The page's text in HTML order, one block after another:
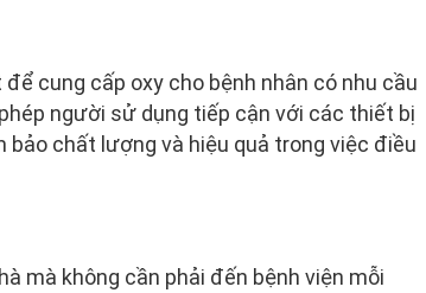
cung cấp oxy cho bệnh nhân có nhu cầu
người sử dụng tiếp cận với các thiết bị
chất lượng và hiệu quả trong việc điều
mà không cần phải đến bệnh viện mỗi